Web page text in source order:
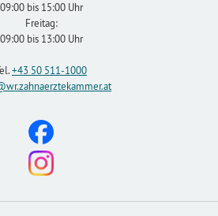
09:00 bis 15:00 Uhr
Freitag:
09:00 bis 13:00 Uhr
+43 50 511-1000
.at